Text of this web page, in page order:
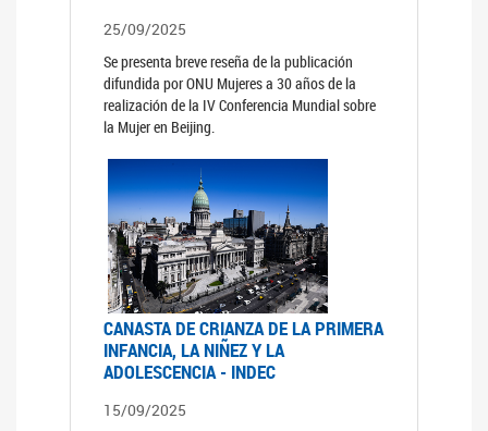
25/09/2025
Se presenta breve reseña de la publicación
difundida por ONU Mujeres a 30 años de la
realización de la IV Conferencia Mundial sobre
la Mujer en Beijing.
CANASTA DE CRIANZA DE LA PRIMERA
INFANCIA, LA NIÑEZ Y LA
ADOLESCENCIA - INDEC
15/09/2025